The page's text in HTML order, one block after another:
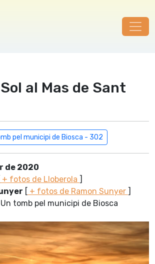
al Mas de Sant
pel municipi de Biosca - 302
de 2020
+ fotos de Lloberola ]
[ + fotos de Ramon Sunyer ]
tomb pel municipi de Biosca